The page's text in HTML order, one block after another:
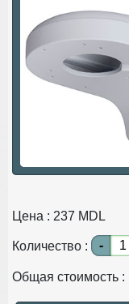
Цена : 237 MDL
Количество : -
Общая стоимость :